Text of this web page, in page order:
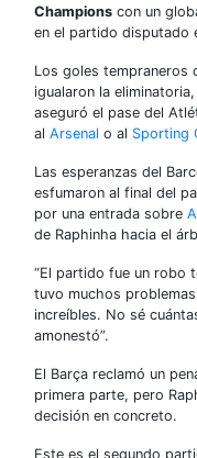
Champions con un
en el partido disputado
Los goles tempraneros
igualaron la
aseguró el pase del
al Arsenal o al Sporting
Las esperanzas del
esfumaron al final del
por una entrada sobre
de Raphinha hacia el
“El partido fue un robo
tuvo muchos
increíbles. No sé
amonestó”.
El Barça reclamó un
primera parte, pero
decisión en concreto.
Este es el segundo